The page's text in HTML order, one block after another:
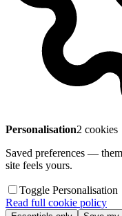
Personalisation2 cookies
Saved preferences —
site feels yours.
Toggle Personalisation
Read full cookie policy